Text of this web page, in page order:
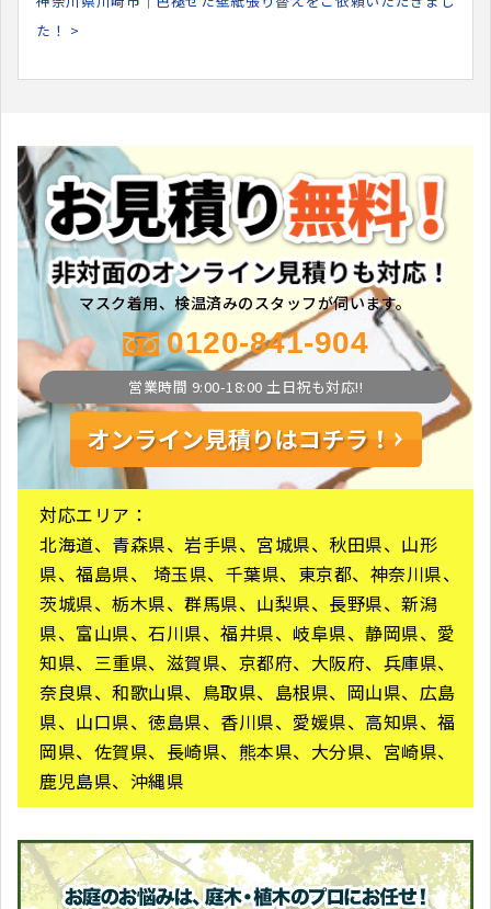
た！ >
マスク着用、検温済みのスタッフが伺います。
0120-841-904
営業時間 9:00-18:00 土日祝も対応!!
対応エリア：
北海道、青森県、岩手県、宮城県、秋田県、山形
県、福島県、 埼玉県、千葉県、東京都、神奈川県、
茨城県、栃木県、群馬県、山梨県、長野県、新潟
県、富山県、石川県、福井県、岐阜県、静岡県、愛
知県、三重県、滋賀県、京都府、大阪府、兵庫県、
奈良県、和歌山県、鳥取県、島根県、岡山県、広島
県、山口県、徳島県、香川県、愛媛県、高知県、福
岡県、佐賀県、長崎県、熊本県、大分県、宮崎県、
鹿児島県、沖縄県